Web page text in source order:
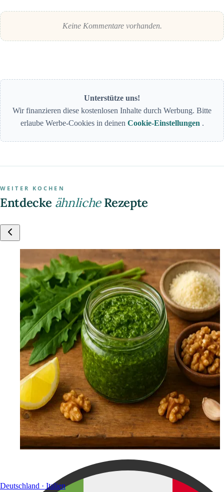
Keine Kommentare vorhanden.
Unterstütze uns!
Wir finanzieren diese kostenlosen Inhalte durch Werbung. Bitte
erlaube Werbe-Cookies in deinen Cookie-Einstellungen .
WEITER KOCHEN
Entdecke ähnlicheRezepte
Deutschland · Italien